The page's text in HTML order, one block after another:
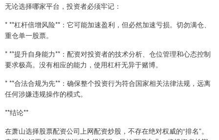
无论选择哪家平台，投资者必须牢记：
* **杠杆倍增风险**：它可能加速盈利，但必然加速亏损。切勿满仓、
重仓单一股票。
* **提升自身能力**：配资对投资者的技术分析、仓位管理和心态控制
要求极高。没有相应的能力，使用杠杆无异于赌博。
* **合法合规为先**：确保整个投资行为符合国家相关法律法规，远离
任何涉嫌违规操作的模式。
**结论**
在萧山选择股票配资公司上网配资炒股，不存在绝对权威的“排名”。